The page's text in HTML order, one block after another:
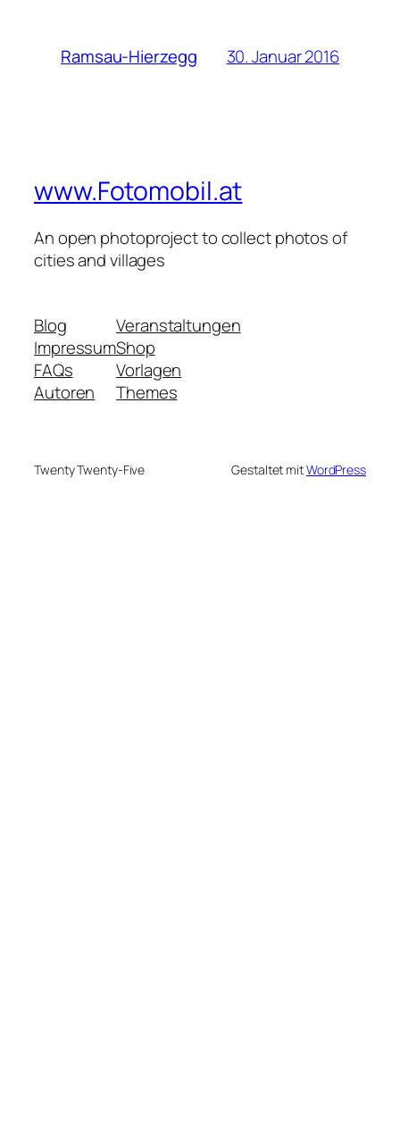
Ramsau-Hierzegg 30. Januar 2016
www.Fotomobil.at
An open photoproject to collect photos of
cities and villages
Blog
Impressum
FAQs
Autoren
Veranstaltungen
Shop
Vorlagen
Themes
Twenty Twenty-Five Gestaltet mitWordPress